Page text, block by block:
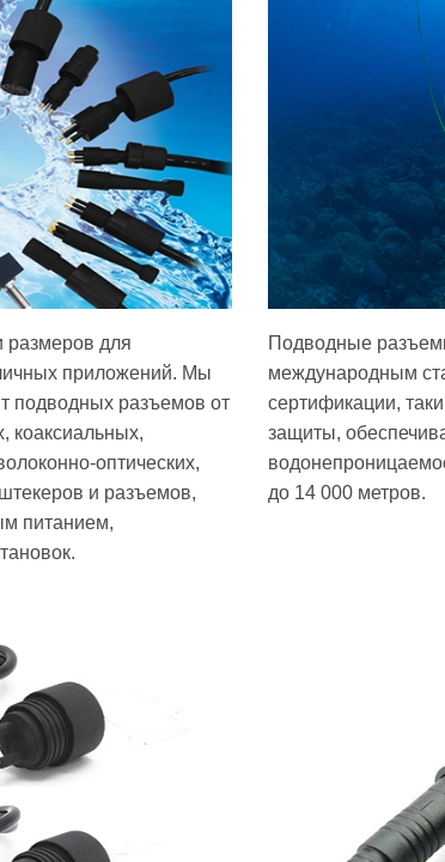
размеров для
приложений. Мы
подводных разъемов от
коаксиальных,
оптических,
и разъемов,
питанием,
Подводные
международным
сертификации,
защиты,
до 14 000 метров.